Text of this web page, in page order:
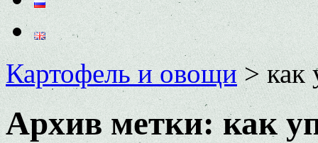
Картофель и овощи>как
Архив метки:как